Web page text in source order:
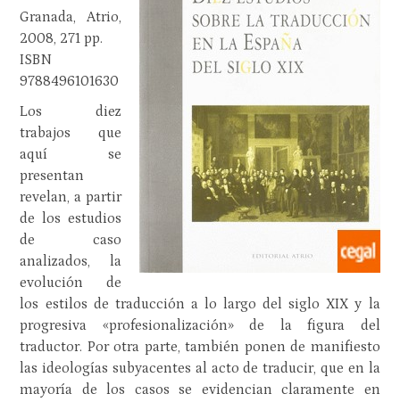
Granada, Atrio,
2008, 271 pp.
ISBN
9788496101630
Los diez
trabajos que
aquí se
presentan
revelan, a partir
de los estudios
de caso
analizados, la
evolución de
los estilos de traducción a lo largo del siglo XIX y la
progresiva «profesionalización» de la figura del
traductor. Por otra parte, también ponen de manifiesto
las ideologías subyacentes al acto de traducir, que en la
mayoría de los casos se evidencian claramente en